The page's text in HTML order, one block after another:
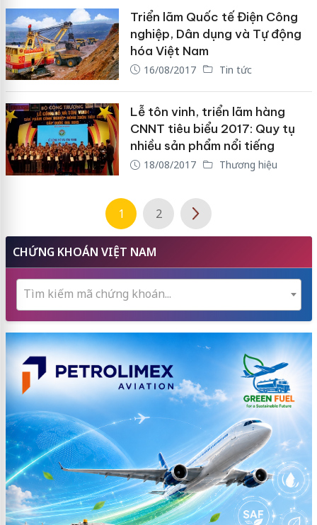
Triển lãm Quốc tế Điện Công
nghiệp, Dân dụng và Tự động
hóa Việt Nam
16/08/2017 Tin tức
Lễ tôn vinh, triển lãm hàng
CNNT tiêu biểu 2017: Quy tụ
nhiều sản phẩm nổi tiếng
18/08/2017 Thương hiệu
1 2
CHỨNG KHOÁN VIỆT NAM
Tìm kiếm mã chứng khoán...